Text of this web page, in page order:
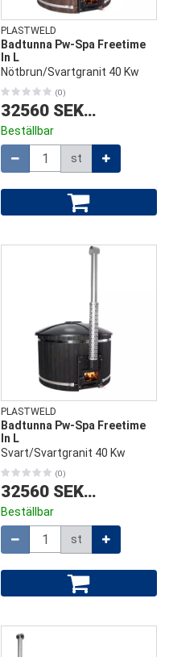
PLASTWELD
Badtunna Pw-Spa Freetime
In L
Nötbrun/Svartgranit 40 Kw
(0)
32560 SEK
/
Beställbar
st
PLASTWELD
Badtunna Pw-Spa Freetime
In L
Svart/Svartgranit 40 Kw
(0)
32560 SEK
/
Beställbar
st